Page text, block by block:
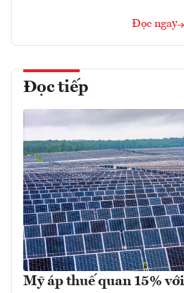
Đọc ngay
Đọc tiếp
Mỹ áp thuế quan 15%